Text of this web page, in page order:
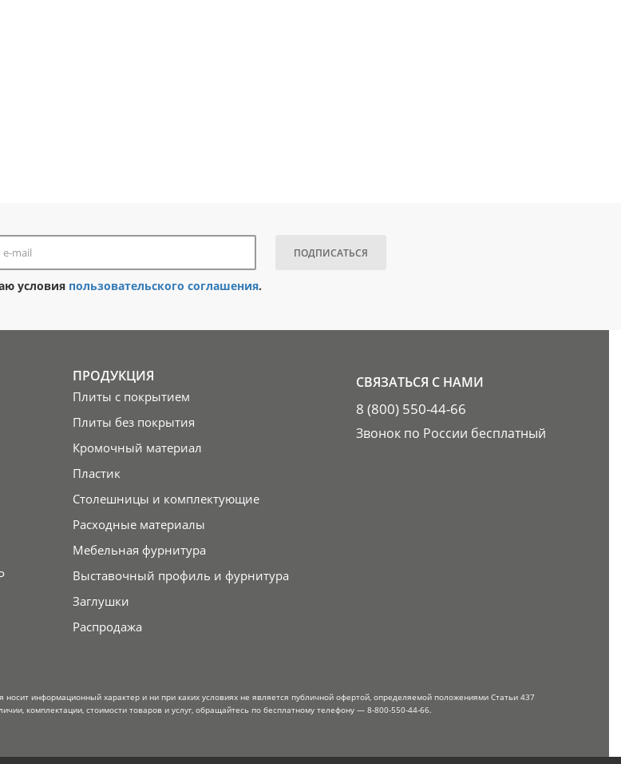
ПОДПИСАТЬСЯ
условия пользовательского соглашения.
ПРОДУКЦИЯ
Плиты с покрытием
Плиты без покрытия
Кромочный материал
Пластик
Столешницы и комплектующие
Расходные материалы
Мебельная фурнитура
Выставочный профиль и фурнитура
Заглушки
Распродажа
СВЯЗАТЬСЯ С НАМИ
8 (800) 550-44-66
Звонок по России бесплатный
информационный характер и ни при каких условиях не является публичной офертой, определяемой положениями Статьи 437
комплектации, стоимости товаров и услуг, обращайтесь по бесплатному телефону — 8-800-550-44-66.